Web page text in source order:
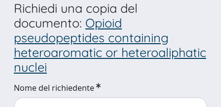
Richiedi una copia del
documento: Opioid
pseudopeptides containing
heteroaromatic or heteroaliphatic
nuclei
Nome del richiedente